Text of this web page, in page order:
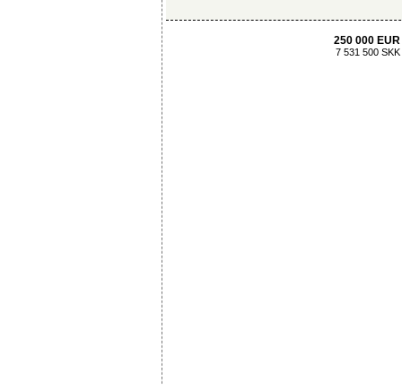
250 000 EUR
7 531 500 SKK